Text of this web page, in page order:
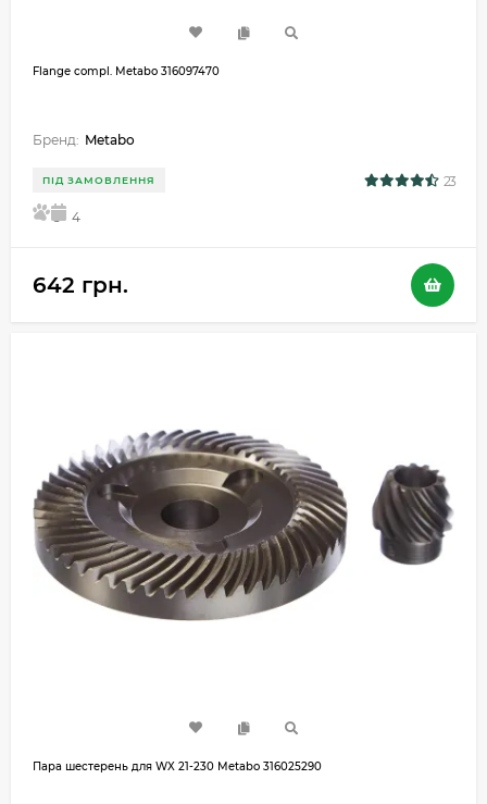
Flange compl. Metabo 316097470
Бренд: Metabo
ПІД ЗАМОВЛЕННЯ 23
5 4
642 грн.
Пара шестерень для WX 21-230 Metabo 316025290